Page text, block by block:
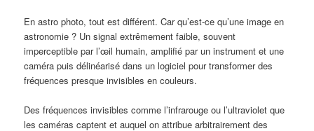
En astro photo, tout est différent. Car qu’est-ce qu’une image en
astronomie ? Un signal extrêmement faible, souvent
imperceptible par l’œil humain, amplifié par un instrument et une
caméra puis délinéarisé dans un logiciel pour transformer des
fréquences presque invisibles en couleurs.
Des fréquences invisibles comme l’infrarouge ou l’ultraviolet que
les caméras captent et auquel on attribue arbitrairement des